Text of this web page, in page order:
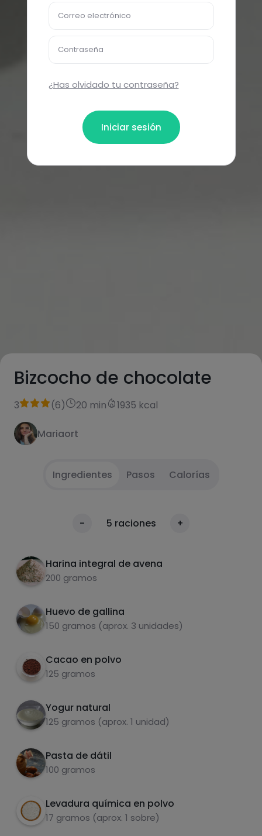
Bizcocho de chocolate
3 (6) 20 min 1935 kcal
Mariaort
Ingredientes Pasos Calorías
- 5 raciones +
Harina integral de avena
200 gramos
Huevo de gallina
150 gramos (aprox. 3 unidades)
Cacao en polvo
125 gramos
Yogur natural
125 gramos (aprox. 1 unidad)
Pasta de dátil
100 gramos
Levadura química en polvo
17 gramos (aprox. 1 sobre)
Precalentar el horno a 180 grados
3 Añadir el yogur, la pasta de dátil, aceite,
harina, cacao en polvo, levadura, pepitas de
chocolate. Mezclar todo bien.
4 Echar al molde, añadir alguna pepita más de
5 Hornear durante 35-40min(dependiendo del
horno).
Carbohidratos
Grasas
Azúcares
Grasas
Correo electrónico
Contraseña
¿Has olvidado tu contraseña?
Iniciar sesión